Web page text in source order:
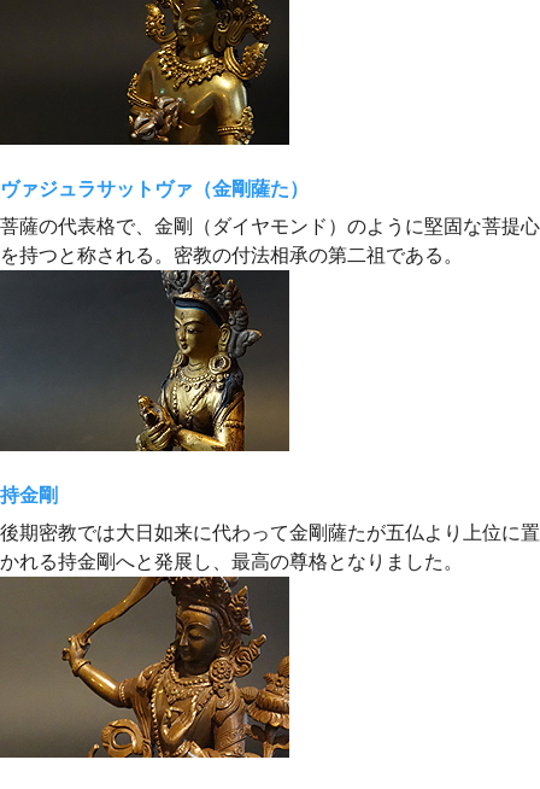
ヴァジュラサットヴァ（金剛薩た）
菩薩の代表格で、金剛（ダイヤモンド）のように堅固な菩提心
を持つと称される。密教の付法相承の第二祖である。
持金剛
後期密教では大日如来に代わって金剛薩たが五仏より上位に置
かれる持金剛へと発展し、最高の尊格となりました。